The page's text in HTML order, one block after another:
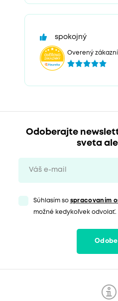
spokojný
Overený
Odoberajte
sveta
Súhlasím so spracovaním
možné kedykoľvek odvolať.